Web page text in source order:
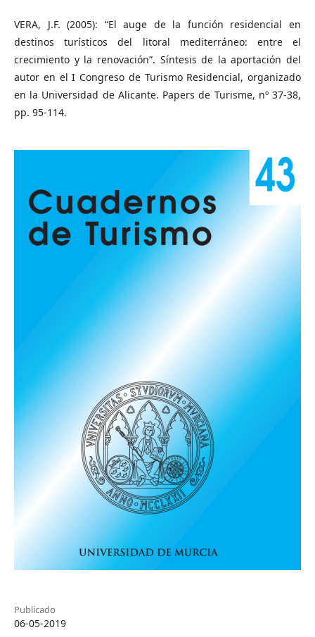
VERA, J.F. (2005): “El auge de la función residencial en
destinos turísticos del litoral mediterráneo: entre el
crecimiento y la renovación”. Síntesis de la aportación del
autor en el I Congreso de Turismo Residencial, organizado
en la Universidad de Alicante. Papers de Turisme, nº 37-38,
pp. 95-114.
Publicado
06-05-2019